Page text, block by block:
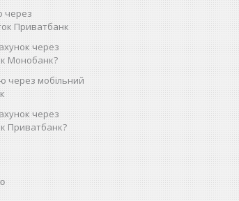
через
Приватбанк
через
Монобанк?
через мобільний
через
Приватбанк?